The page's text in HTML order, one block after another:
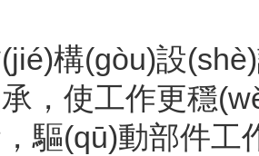
構(gòu)設(shè)
，使工作更穩
驅(qū)動部件